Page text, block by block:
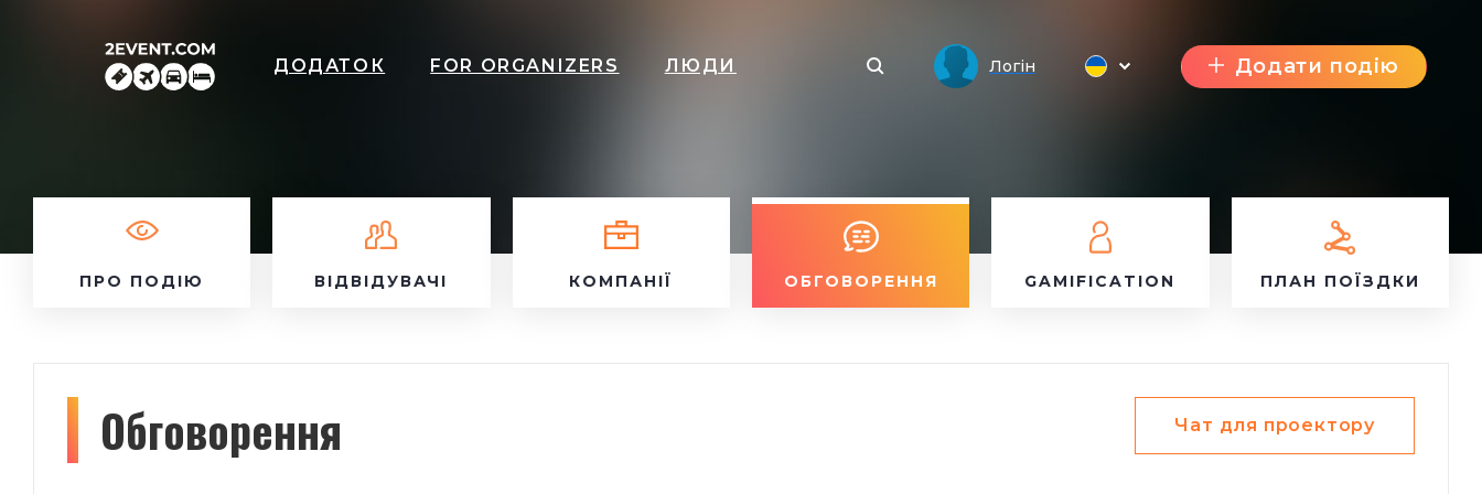
ДОДАТОК FOR ORGANIZERS ЛЮДИ Логін Додати подію
ПРО ПОДІЮ ВІДВІДУВАЧІ КОМПАНІЇ ОБГОВОРЕННЯ GAMIFICATION ПЛАН ПОЇЗДКИ
Обговорення Чат для проектору